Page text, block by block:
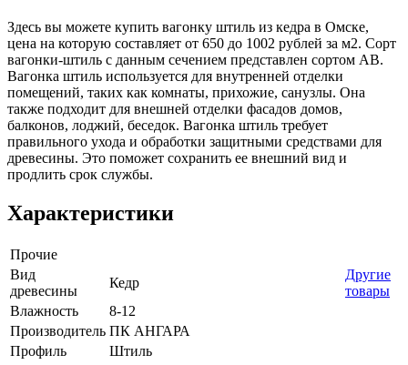
Здесь вы можете купить вагонку штиль из кедра в Омске,
цена на которую составляет от 650 до 1002 рублей за м2. Сорт
вагонки-штиль с данным сечением представлен сортом AB.
Вагонка штиль используется для внутренней отделки
помещений, таких как комнаты, прихожие, санузлы. Она
также подходит для внешней отделки фасадов домов,
балконов, лоджий, беседок. Вагонка штиль требует
правильного ухода и обработки защитными средствами для
древесины. Это поможет сохранить ее внешний вид и
продлить срок службы.
Характеристики
Прочие
Вид
древесины
Кедр
Другие
товары
Влажность
8-12
Производитель ПК АНГАРА
Профиль
Штиль